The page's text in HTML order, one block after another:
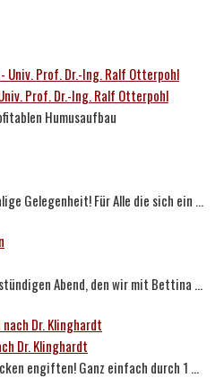
Prof. Dr.-Ing. Ralf Otterpohl
Humusaufbau
Gelegenheit! Für Alle die sich ein ...
Abend, den wir mit Bettina ...
Dr. Klinghardt
engiften! Ganz einfach durch 1 ...